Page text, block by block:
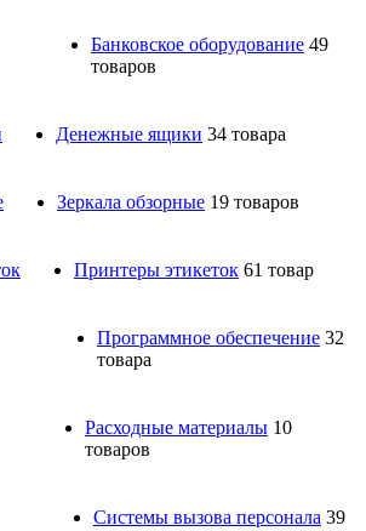
Банковское оборудование 49
товаров
Денежные ящики 34 товара
Зеркала обзорные 19 товаров
Принтеры этикеток 61 товар
Программное обеспечение 32
товара
Расходные материалы 10
товаров
Системы вызова персонала 39